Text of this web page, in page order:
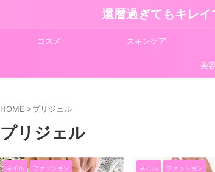
還暦過ぎてもキレ
コスメ スキンケア
美
HOME >プリジェル
プリジェル
ネイル ファッション ネイル ファッション